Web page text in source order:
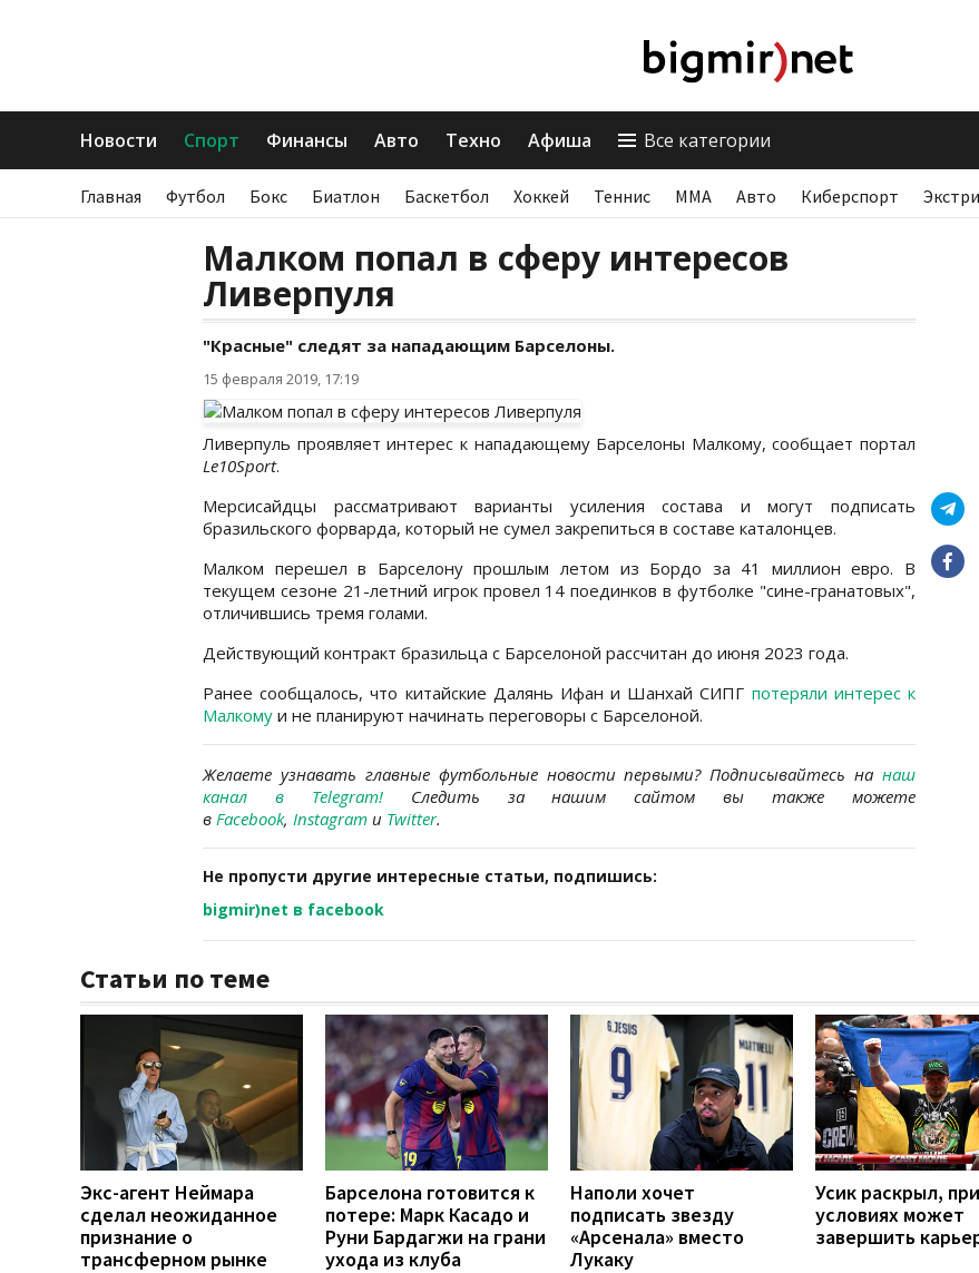
Новости Спорт Финансы Авто Техно Афиша Все категории
Главная Футбол Бокс Биатлон Баскетбол Хоккей Теннис ММА Авто Киберспорт
Малком попал в сферу интересов
Ливерпуля
"Красные" следят за нападающим Барселоны.
15 февраля 2019, 17:19
Ливерпуль проявляет интерес к нападающему Барселоны Малкому, сообщает портал
Le10Sport.
Мерсисайдцы рассматривают варианты усиления состава и могут подписать
бразильского форварда, который не сумел закрепиться в составе каталонцев.
Малком перешел в Барселону прошлым летом из Бордо за 41 миллион евро. В
текущем сезоне 21-летний игрок провел 14 поединков в футболке "сине-гранатовых",
отличившись тремя голами.
Действующий контракт бразильца с Барселоной рассчитан до июня 2023 года.
Ранее сообщалось, что китайские Далянь Ифан и Шанхай СИПГ потеряли интерес к
Малкому и не планируют начинать переговоры с Барселоной.
Желаете узнавать главные футбольные новости первыми? Подписывайтесь на наш
канал в Telegram!Следить за нашим сайтом вы также можете
в Facebook, Instagram и Twitter.
Не пропусти другие интересные статьи, подпишись:
bigmir)net в facebook
Статьи по теме
Экс-агент Неймара
сделал неожиданное
признание о
трансферном рынке
Барселона готовится к
потере: Марк Касадо и
Руни Бардагжи на грани
ухода из клуба
Наполи хочет
подписать звезду
«Арсенала» вместо
Лукаку
Усик раскрыл,
условиях может
завершить